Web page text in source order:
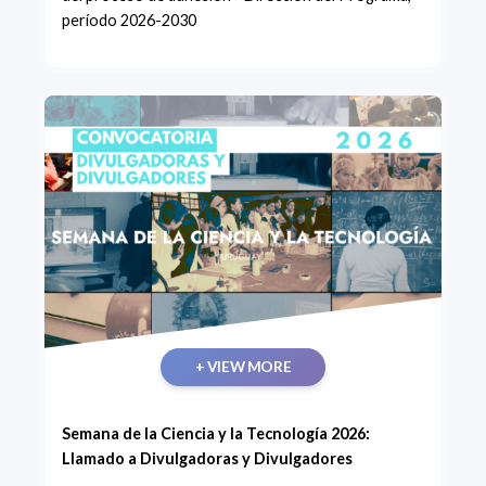
período 2026-2030
+ VIEW MORE
Semana de la Ciencia y la Tecnología 2026:
Llamado a Divulgadoras y Divulgadores